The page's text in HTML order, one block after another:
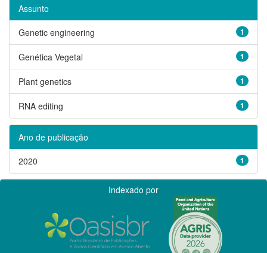
Assunto
1
Genetic engineering
1
Genética Vegetal
1
Plant genetics
1
RNA editing
Ano de publicação
1
2020
Indexado por